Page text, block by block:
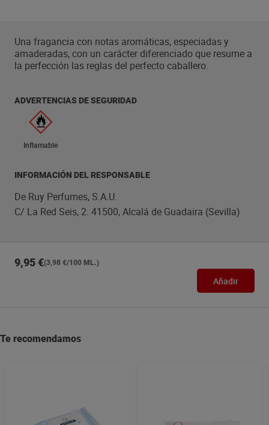
Una fragancia con notas aromáticas, especiadas y
amaderadas, con un carácter diferenciado que resume a
la perfección las reglas del perfecto caballero.
ADVERTENCIAS DE SEGURIDAD
Inflamable
INFORMACIÓN DEL RESPONSABLE
De Ruy Perfumes, S.A.U.
C/ La Red Seis, 2. 41500, Alcalá de Guadaira (Sevilla)
9,95 €(3,98 €/100 ML.)
Añadir
Te recomendamos